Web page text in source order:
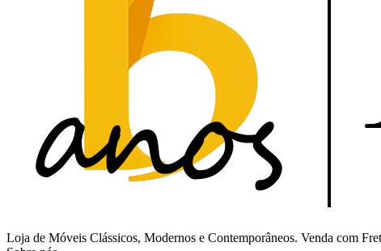
Loja de Móveis Clássicos, Modernos e Contemporâneos. Venda com